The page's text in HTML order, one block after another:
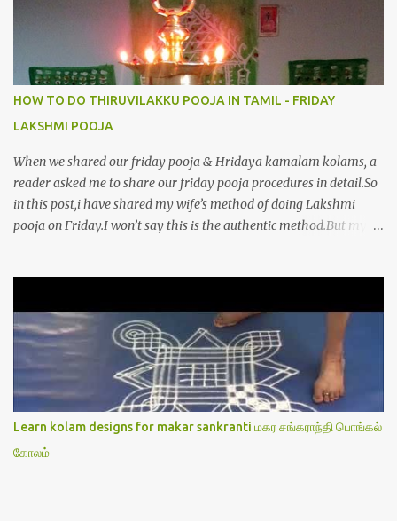
HOW TO DO THIRUVILAKKU POOJA IN TAMIL - FRIDAY
LAKSHMI POOJA
When we shared our friday pooja & Hridaya kamalam kolams, a
reader asked me to share our friday pooja procedures in detail.So
in this post,i have shared my wife’s method of doing Lakshmi
pooja on Friday.I won’t say this is the authentic method.But my
Lakshmi poojai with Thiruvilakku poojai
kolam,Hridayakamalam kolam and thiruvilakku pooja
stotram/slokas along with 108 potri in tamil. i.e Archanai slokam
in Tamil.I have tried my best to explain the pooja procedures.Hope
u will find it helpful.I have attached all the sloka pictures from our
book “ Jayamangala sthothram”. I have also typed the Shodasha
upachara pooja sthothram in Tamil & English. If u want to use
this pictures in your website,please ask our permission.Thanks for
Learn kolam designs for makar sankranti மகர சங்கராந்தி பொங்கல்
கோலம்